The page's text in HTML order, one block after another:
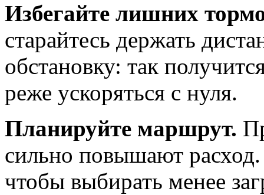
Избегайте лишних
старайтесь держать
обстановку: так
реже ускоряться с нуля.
Планируйте маршрут.
сильно повышают
чтобы выбирать менее